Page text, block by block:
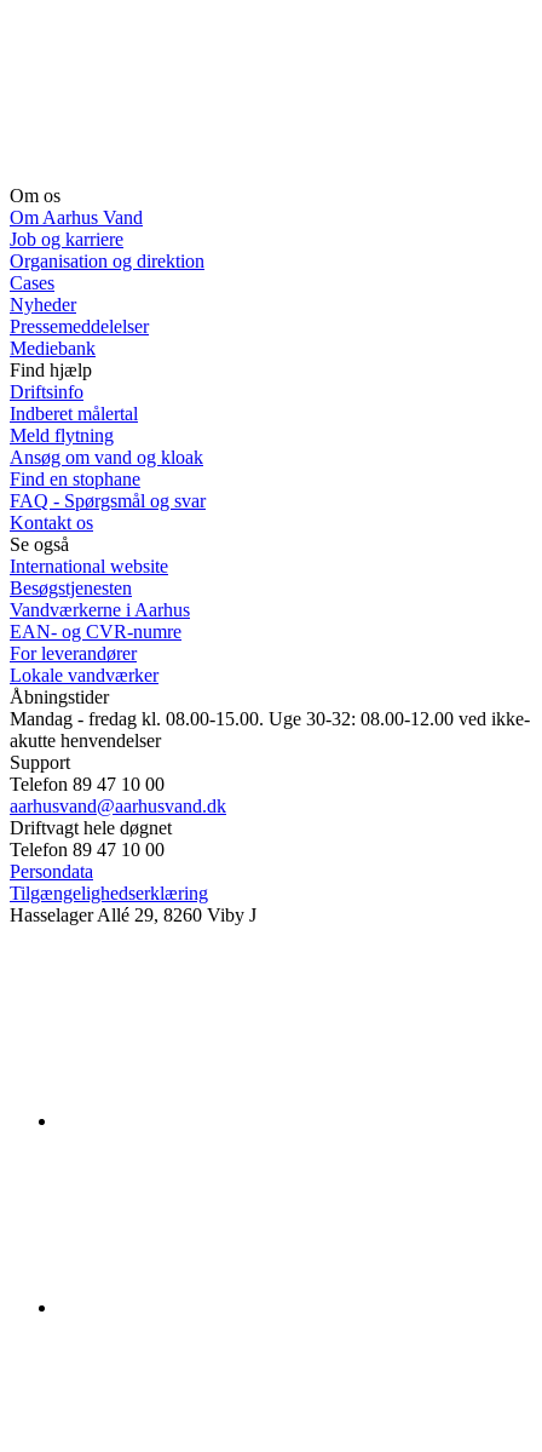
Om os
Om Aarhus Vand
Job og karriere
Organisation og direktion
Cases
Nyheder
Pressemeddelelser
Mediebank
Find hjælp
Driftsinfo
Indberet målertal
Meld flytning
Ansøg om vand og kloak
Find en stophane
FAQ - Spørgsmål og svar
Kontakt os
Se også
International website
Besøgstjenesten
Vandværkerne i Aarhus
EAN- og CVR-numre
For leverandører
Lokale vandværker
Åbningstider
Mandag - fredag kl. 08.00-15.00. Uge 30-32: 08.00-12.00 ved ikke-
akutte henvendelser
Support
Telefon 89 47 10 00
aarhusvand@aarhusvand.dk
Driftvagt hele døgnet
Telefon 89 47 10 00
Persondata
Tilgængelighedserklæring
Hasselager Allé 29, 8260 Viby J